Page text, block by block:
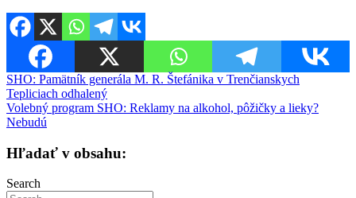
Navigácia
v
článku
SHO: Pamätník generála M. R. Štefánika v Trenčianskych
Tepliciach odhalený
Volebný program SHO: Reklamy na alkohol, pôžičky a lieky?
Nebudú
Hľadať v obsahu:
Search